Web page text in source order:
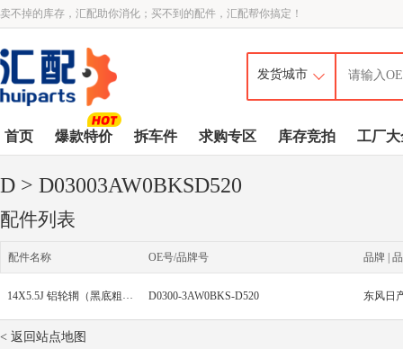
卖不掉的库存，汇配助你消化；买不到的配件，汇配帮你搞定！
首页 爆款特价 拆车件 求购专区 库存竞拍 工厂大
D > D03003AW0BKSD520
配件列表
配件名称 OE号/品牌号 品牌 |
14X5.5J 铝轮辋（黑底粗闪银，含饰盖） D0300-3AW0BKS-D520 东风日
< 返回站点地图